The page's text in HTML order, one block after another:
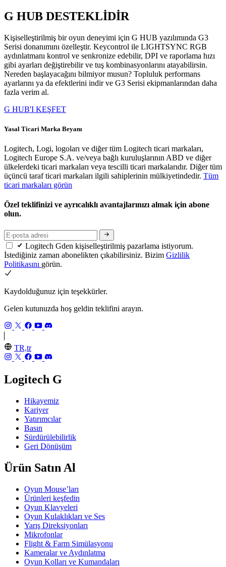
G HUB DESTEKLİDİR
Kişiselleştirilmiş bir oyun deneyimi için G HUB yazılımında G3
Serisi donanımını özelleştir. Keycontrol ile LIGHTSYNC RGB
aydınlatmanı kontrol ve senkronize edebilir, DPI ve raporlama hızı
gibi ayarları değiştirebilir ve tuş kombinasyonlarını atayabilirsin.
Nereden başlayacağını bilmiyor musun? Topluluk performans
ayarlarını ya da efektlerini indir ve G3 Serisi ekipmanlarından daha
fazla verim al.
G HUB'I KEŞFET
Yasal Ticari Marka Beyanı
Logitech, Logi, logoları ve diğer tüm Logitech ticari markaları,
Logitech Europe S.A. ve/veya bağlı kuruluşlarının ABD ve diğer
ülkelerdeki ticari markaları veya tescilli ticari markalarıdır. Diğer tüm
üçüncü taraf ticari markaları ilgili sahiplerinin mülkiyetindedir. Tüm
ticari markaları görün
Özel teklifinizi ve ayrıcalıklı avantajlarınızı almak için abone
olun.
Logitech Gden kişiselleştirilmiş pazarlama istiyorum.
İstediğiniz zaman abonelikten çıkabilirsiniz. Bizim Gizlilik
Politikasını görün.
Kaydolduğunuz için teşekkürler.
Gelen kutunuzda hoş geldin teklifini arayın.
TR,tr
Logitech G
Hikayemiz
Kariyer
Yatırımcılar
Basın
Sürdürülebilirlik
Geri Dönüşüm
Ürün Satın Al
Oyun Mouse’ları
Ürünleri keşfedin
Oyun Klavyeleri
Oyun Kulaklıkları ve Ses
Yarış Direksiyonları
Mikrofonlar
Flight & Farm Simülasyonu
Kameralar ve Aydınlatma
Oyun Kolları ve Kumandaları